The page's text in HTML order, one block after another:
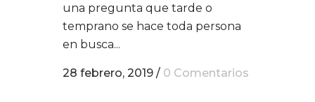
una pregunta que tarde o
temprano se hace toda persona
en busca...
28 febrero, 2019 / 0 Comentarios